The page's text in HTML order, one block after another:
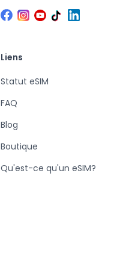
Liens
Statut eSIM
FAQ
Blog
Boutique
Qu'est-ce qu'un eSIM?